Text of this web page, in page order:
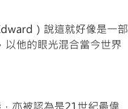
）說這就好像是一部
以他的眼光混合當今世界
亦被認為是21世紀最偉